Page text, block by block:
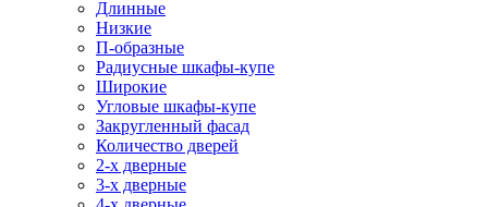
Длинные
Низкие
П-образные
Радиусные шкафы-купе
Широкие
Угловые шкафы-купе
Закругленный фасад
Количество дверей
2-х дверные
3-х дверные